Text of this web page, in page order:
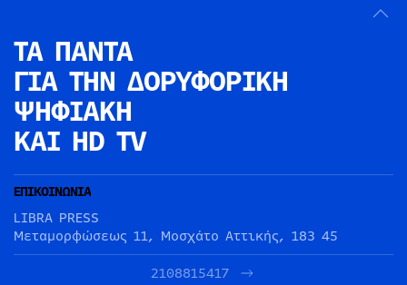
ΤΑ ΠΑΝΤΑ
ΓΙΑ ΤΗΝ ΔΟΡΥΦΟΡΙΚΗ
ΨΗΦΙΑΚΗ
ΚΑΙ HD TV
ΕΠΙΚΟΙΝΩΝΙΑ
LIBRA PRESS
Μεταμορφώσεως 11, Μοσχάτο Αττικής, 183 45
2108815417